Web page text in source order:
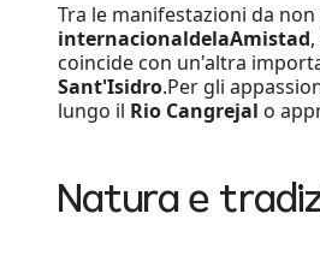
Tra le manifestazioni da
internacionaldelaAmistad
coincide con un'altra
Sant'Isidro.Per gli
lungo il Rio Cangrejal o
Natura e